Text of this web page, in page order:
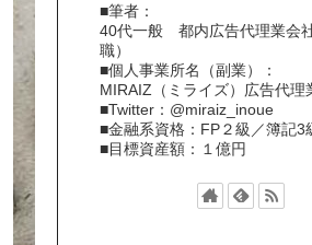
■筆者：
40代一般 都内広告代理業会
職）
■個人事業所名（副業）：
MIRAIZ（ミライズ）広告代理
■Twitter：@miraiz_inoue
■金融系資格：FP２級／簿記3
■目標資産額：１億円